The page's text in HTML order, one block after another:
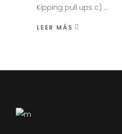
Kipping pull ups c)
LEER MÁS